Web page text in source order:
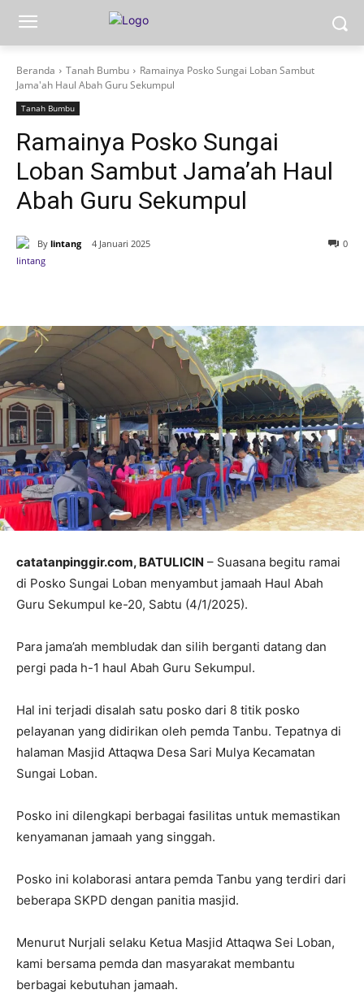
Beranda Tanah Bumbu
Ramainya Posko Sungai Loban Sambut
Jama'ah Haul Abah Guru Sekumpul
Tanah Bumbu
Ramainya Posko Sungai
Loban Sambut Jama’ah Haul
Abah Guru Sekumpul
By lintang 4 Januari 2025 0
catatanpinggir.com, BATULICIN – Suasana begitu ramai
di Posko Sungai Loban menyambut jamaah Haul Abah
Guru Sekumpul ke-20, Sabtu (4/1/2025).
Para jama’ah membludak dan silih berganti datang dan
pergi pada h-1 haul Abah Guru Sekumpul.
Hal ini terjadi disalah satu posko dari 8 titik posko
pelayanan yang didirikan oleh pemda Tanbu. Tepatnya di
halaman Masjid Attaqwa Desa Sari Mulya Kecamatan
Sungai Loban.
Posko ini dilengkapi berbagai fasilitas untuk memastikan
kenyamanan jamaah yang singgah.
Posko ini kolaborasi antara pemda Tanbu yang terdiri dari
beberapa SKPD dengan panitia masjid.
Menurut Nurjali selaku Ketua Masjid Attaqwa Sei Loban,
kami bersama pemda dan masyarakat membantu
berbagai kebutuhan jamaah.